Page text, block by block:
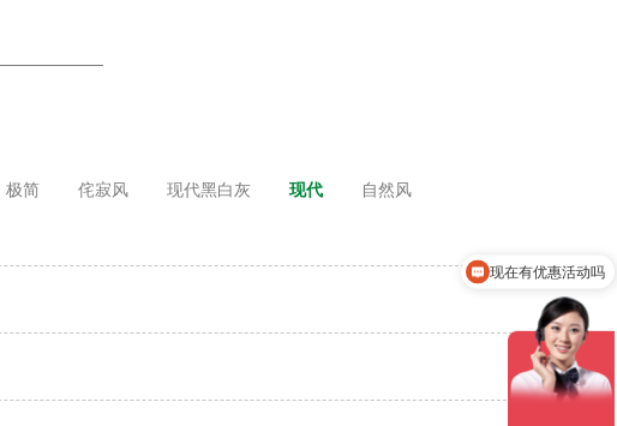
极简 侘寂风 现代黑白灰 现代 自然风
可以介绍下你们的产品么